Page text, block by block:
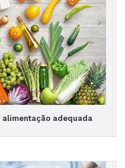
adequada